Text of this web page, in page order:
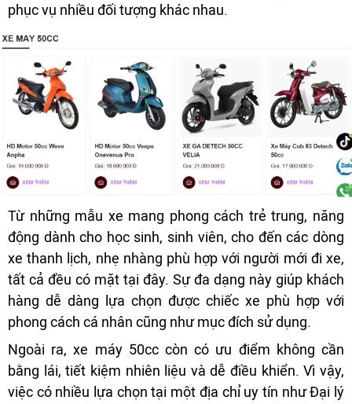
phục vụ nhiều đối tượng khác nhau.
Từ những mẫu xe mang phong cách trẻ trung, năng
động dành cho học sinh, sinh viên, cho đến các dòng
xe thanh lịch, nhẹ nhàng phù hợp với người mới đi xe,
tất cả đều có mặt tại đây. Sự đa dạng này giúp khách
hàng dễ dàng lựa chọn được chiếc xe phù hợp với
phong cách cá nhân cũng như mục đích sử dụng.
Ngoài ra, xe máy 50cc còn có ưu điểm không cần
bằng lái, tiết kiệm nhiên liệu và dễ điều khiển. Vì vậy,
việc có nhiều lựa chọn tại một địa chỉ uy tín như Đại lý